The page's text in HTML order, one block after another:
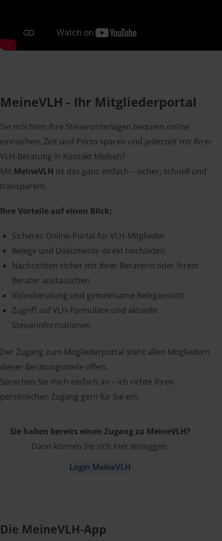
MeineVLH - Ihr Mitgliederportal
Sie möchten Ihre Steuerunterlagen bequem online
einreichen, Zeit und Porto sparen und jederzeit mit Ihrer
VLH-Beratung in Kontakt bleiben?
Mit MeineVLH ist das ganz einfach – sicher, schnell und
transparent.
Ihre Vorteile auf einen Blick:
Sicheres Online-Portal für VLH-Mitglieder
Belege und Dokumente direkt hochladen
Nachrichten sicher mit Ihrer Beraterin oder Ihrem
Berater austauschen
Videoberatung und gemeinsame Belegansicht
Zugriff auf VLH-Formulare und aktuelle
Steuerinformationen
Der Zugang zum Mitgliederportal steht allen Mitgliedern
dieser Beratungsstelle offen.
Sprechen Sie mich einfach an – ich richte Ihren
persönlichen Zugang gern für Sie ein.
Sie haben bereits einen Zugang zu MeineVLH?
Dann können Sie sich hier einloggen.
Login MeineVLH
Die MeineVLH-App